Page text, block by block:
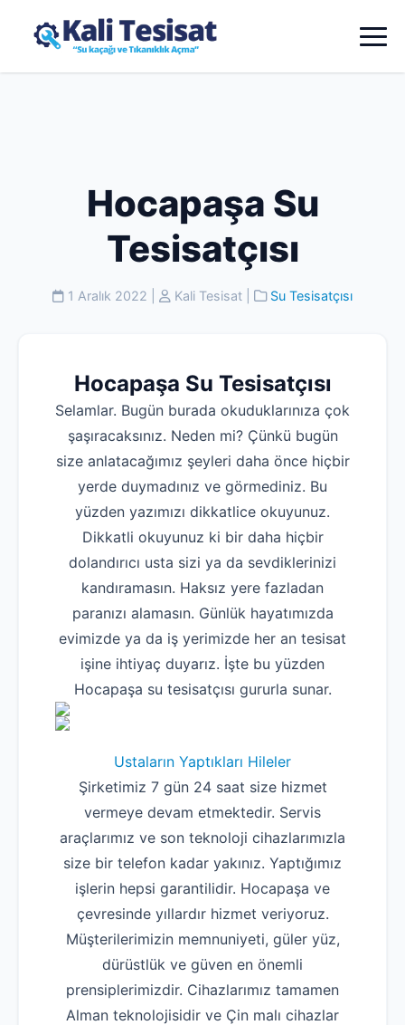
Hocapaşa Su
Tesisatçısı
1 Aralık 2022 Kali Tesisat Su Tesisatçısı
Hocapaşa Su Tesisatçısı
Selamlar. Bugün burada okuduklarınıza çok
şaşıracaksınız. Neden mi? Çünkü bugün
size anlatacağımız şeyleri daha önce hiçbir
yerde duymadınız ve görmediniz. Bu
yüzden yazımızı dikkatlice okuyunuz.
Dikkatli okuyunuz ki bir daha hiçbir
dolandırıcı usta sizi ya da sevdiklerinizi
kandıramasın. Haksız yere fazladan
paranızı alamasın. Günlük hayatımızda
evimizde ya da iş yerimizde her an tesisat
işine ihtiyaç duyarız. İşte bu yüzden
Hocapaşa su tesisatçısı gururla sunar.
Ustaların Yaptıkları Hileler
Şirketimiz 7 gün 24 saat size hizmet
vermeye devam etmektedir. Servis
araçlarımız ve son teknoloji cihazlarımızla
size bir telefon kadar yakınız. Yaptığımız
işlerin hepsi garantilidir. Hocapaşa ve
çevresinde yıllardır hizmet veriyoruz.
Müşterilerimizin memnuniyeti, güler yüz,
dürüstlük ve güven en önemli
prensiplerimizdir. Cihazlarımız tamamen
Alman teknolojisidir ve Çin malı cihazlar